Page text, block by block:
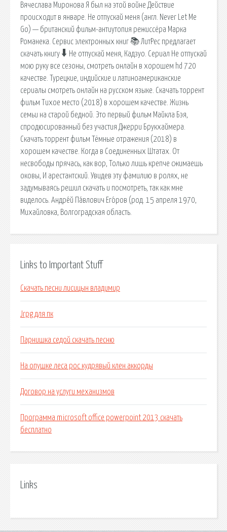
Вячеслава Миронова Я был на этой войне Действие
происходит в январе. Не отпускай меня (англ. Never Let Me
Go) — британский фильм-антиутопия режиссёра Марка
Романека. Сервис электронных книг 📚 ЛитРес предлагает
скачать книгу 🠳 Не отпускай меня, Кадзуо. Сериал Не отпускай
мою руку все сезоны, смотреть онлайн в хорошем hd 720
качестве. Турецкие, индийские и латиноамериканские
сериалы смотреть онлайн на русском языке. Скачать торрент
фильм Тихое место (2018) в хорошем качестве. Жизнь
семьи на старой бедной. Это первый фильм Майкла Бэя,
спродюсированный без участия Джерри Брукхаймера.
Скачать торрент фильм Тёмные отражения (2018) в
хорошем качестве. Когда в Соединенных Штатах. От
несвободы прячась, как вор, Только лишь крепче сжимаешь
оковы, И арестантский. Увидев эту фамилию в ролях, не
задумываясь решил скачать и посмотреть, так как мне
виделось. Андре́й Па́влович Его́ров (род. 15 апреля 1970,
Михайловка, Волгоградская область.
Links to Important Stuff
Скачать песни лисицын владимир
Jrpg для пк
Парнишка седой скачать песню
На опушке леса рос кудрявый клен аккорды
Договор на услуги механизмов
Программа microsoft office powerpoint 2013 скачать
бесплатно
Links